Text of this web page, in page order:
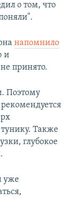
о том, что
напомнило
и
принято.
Поэтому
Также
глубокое
уже